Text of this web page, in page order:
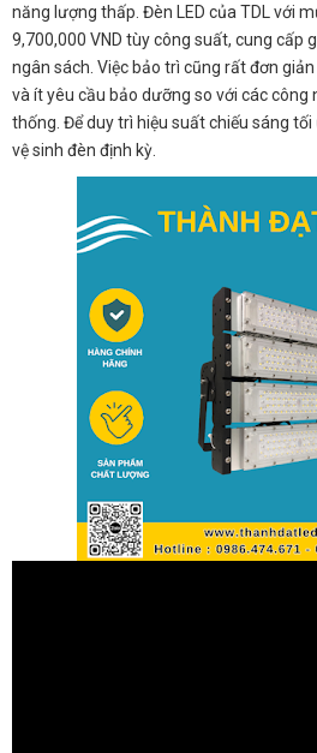
năng lượng thấp. Đèn LED của TDL với
9,700,000 VND tùy công suất, cung cấp
ngân sách. Việc bảo trì cũng rất đơn
và ít yêu cầu bảo dưỡng so với các công
thống. Để duy trì hiệu suất chiếu sáng
vệ sinh đèn định kỳ.